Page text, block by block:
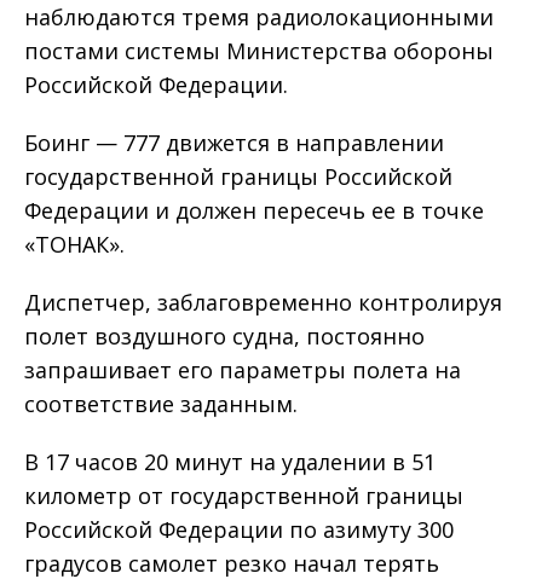
наблюдаются тремя радиолокационными
постами системы Министерства обороны
Российской Федерации.
Боинг — 777 движется в направлении
государственной границы Российской
Федерации и должен пересечь ее в точке
«ТОНАК».
Диспетчер, заблаговременно контролируя
полет воздушного судна, постоянно
запрашивает его параметры полета на
соответствие заданным.
В 17 часов 20 минут на удалении в 51
километр от государственной границы
Российской Федерации по азимуту 300
градусов самолет резко начал терять